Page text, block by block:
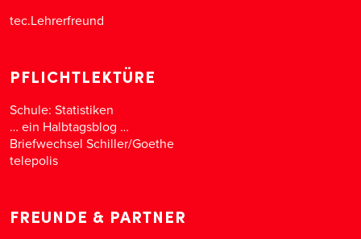
tec.Lehrerfreund
PFLICHTLEKTÜRE
Schule: Statistiken
… ein Halbtagsblog …
Briefwechsel Schiller/Goethe
telepolis
FREUNDE & PARTNER